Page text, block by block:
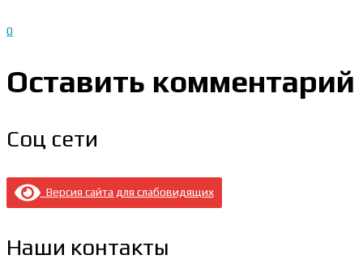
0
Оставить комментарий
Соц сети
Версия сайта для слабовидящих
Наши контакты